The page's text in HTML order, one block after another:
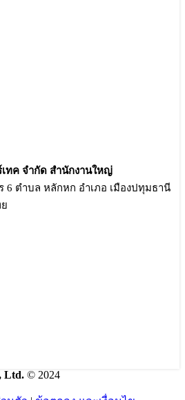
ทค จำกัด สำนักงานใหญ่
6 ตำบล หลักหก อำเภอ เมืองปทุมธานี
Ltd. © 2024